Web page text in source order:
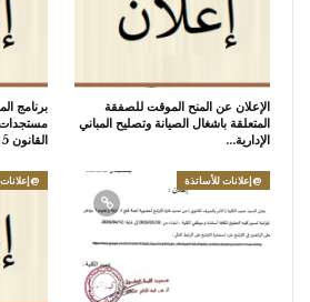
الإعلان عن المنح الموقت للصفقة
المتعلقة باشغال الصيانة وتصليح المباني
الإدارية…
برنامج
مستجدات
القانون 25-14
@إعلانات للأساتذة